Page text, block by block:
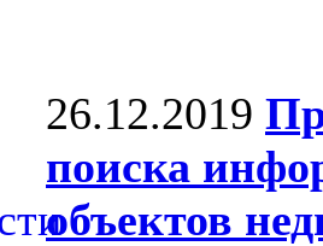
26.12.2019
поиска
объектов